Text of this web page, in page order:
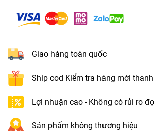
Giao hàng toàn quốc
Ship cod Kiểm tra hàng mới
Lợi nhuận cao - Không có rủi ro
Sản phẩm không thương hiệu